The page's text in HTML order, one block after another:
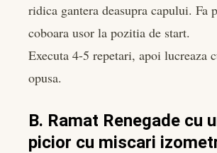
ridica gantera deasupra capului. Fa
coboara usor la pozitia de start.
Executa 4-5 repetari, apoi lucreaza
opusa.
B. Ramat Renegade cu
picior cu miscari